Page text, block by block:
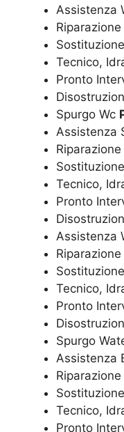
Assistenza
Riparazione
Tecnico,
Pronto
Spurgo Wc
Assistenza
Tecnico,
Pronto
Assistenza
Tecnico,
Pronto
Spurgo
Assistenza
Tecnico,
Pronto